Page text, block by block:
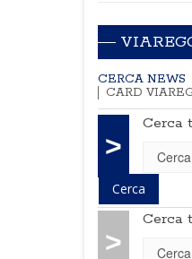
CERCA NEWS
CARD
>
Cerca
>
Cerca